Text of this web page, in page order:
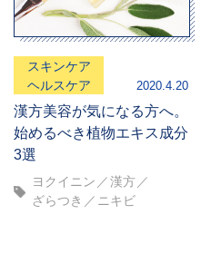
スキンケア
ヘルスケア
2020.4.20
漢方美容が気になる方へ。
始めるべき植物エキス成分
3選
ヨクイニン
漢方
ざらつき
ニキビ